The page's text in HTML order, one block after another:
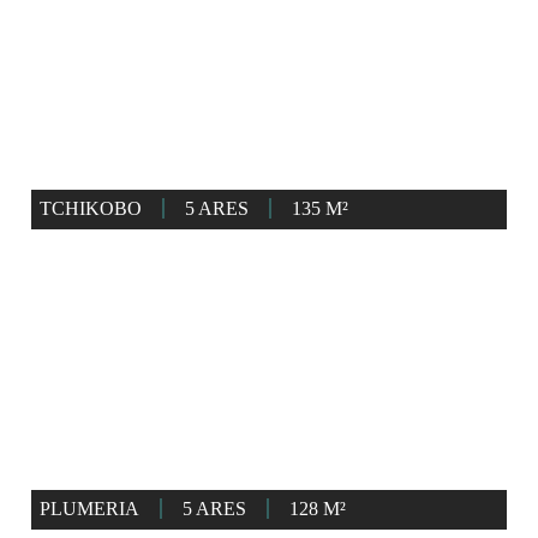
TCHIKOBO 5 ARES 135 M²
PLUMERIA 5 ARES 128 M²